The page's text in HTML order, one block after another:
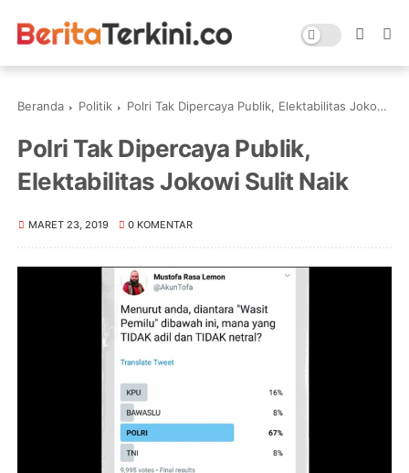
Beranda Politik Polri Tak Dipercaya Publik, Elektabilitas Jokowi Sulit Naik
Polri Tak Dipercaya Publik,
Elektabilitas Jokowi Sulit Naik
MARET 23, 2019 0 KOMENTAR